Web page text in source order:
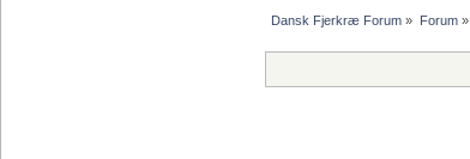
Dansk Fjerkræ Forum » Forum»